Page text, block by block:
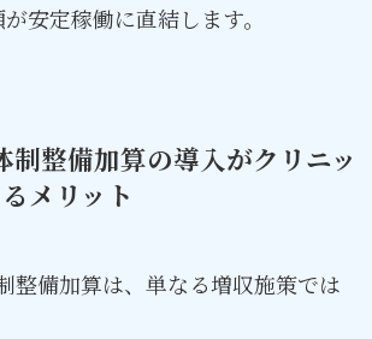
安定稼働に直結します。
制整備加算の導入がクリニッ
メリット
整備加算は、単なる増収施策では